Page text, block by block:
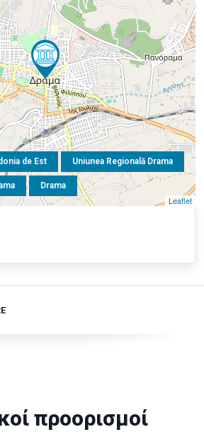
de Est Uniunea Regională Drama
Drama
Leaflet
προορισμοί